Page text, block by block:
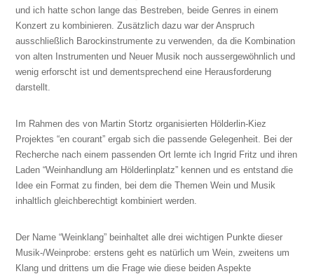
und ich hatte schon lange das Bestreben, beide Genres in einem
Konzert zu kombinieren. Zusätzlich dazu war der Anspruch
ausschließlich Barockinstrumente zu verwenden, da die Kombination
von alten Instrumenten und Neuer Musik noch aussergewöhnlich und
wenig erforscht ist und dementsprechend eine Herausforderung
darstellt.
Im Rahmen des von Martin Stortz organisierten Hölderlin-Kiez
Projektes “en courant” ergab sich die passende Gelegenheit. Bei der
Recherche nach einem passenden Ort lernte ich Ingrid Fritz und ihren
Laden “Weinhandlung am Hölderlinplatz” kennen und es entstand die
Idee ein Format zu finden, bei dem die Themen Wein und Musik
inhaltlich gleichberechtigt kombiniert werden.
Der Name “Weinklang” beinhaltet alle drei wichtigen Punkte dieser
Musik-/Weinprobe: erstens geht es natürlich um Wein, zweitens um
Klang und drittens um die Frage wie diese beiden Aspekte